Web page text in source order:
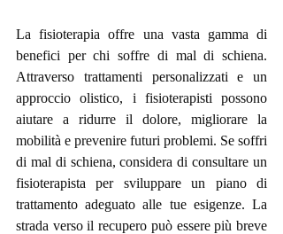
La fisioterapia offre una vasta gamma di
benefici per chi soffre di mal di schiena.
Attraverso trattamenti personalizzati e un
approccio olistico, i fisioterapisti possono
aiutare a ridurre il dolore, migliorare la
mobilità e prevenire futuri problemi. Se soffri
di mal di schiena, considera di consultare un
fisioterapista per sviluppare un piano di
trattamento adeguato alle tue esigenze. La
strada verso il recupero può essere più breve